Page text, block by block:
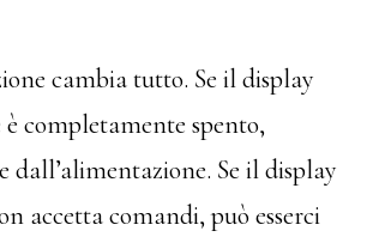
cambia tutto. Se il display
completamente spento,
dall’alimentazione. Se il display
accetta comandi, può esserci